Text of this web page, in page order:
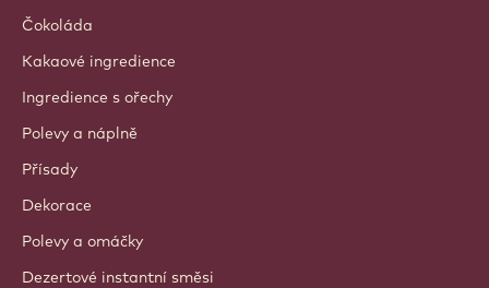
Čokoláda
Kakaové ingredience
Ingredience s ořechy
Polevy a náplně
Přísady
Dekorace
Polevy a omáčky
Dezertové instantní směsi